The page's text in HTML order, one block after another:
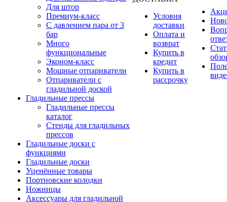
Для штор
Премиум-класс
С давлением пара от 3
бар
Много
функциональные
Эконом-класс
Мощные отпариватели
Отпариватели с
гладильной доской
Гладильные прессы
Гладильные прессы
каталог
Стенды для гладильных
прессов
Гладильные доски с
функциями
Гладильные доски
Уценённые товары
Портновские колодки
Ножницы
Аксессуары для гладильной
Условия
доставки
Оплата и
возврат
Купить в
кредит
Купить в
рассрочку